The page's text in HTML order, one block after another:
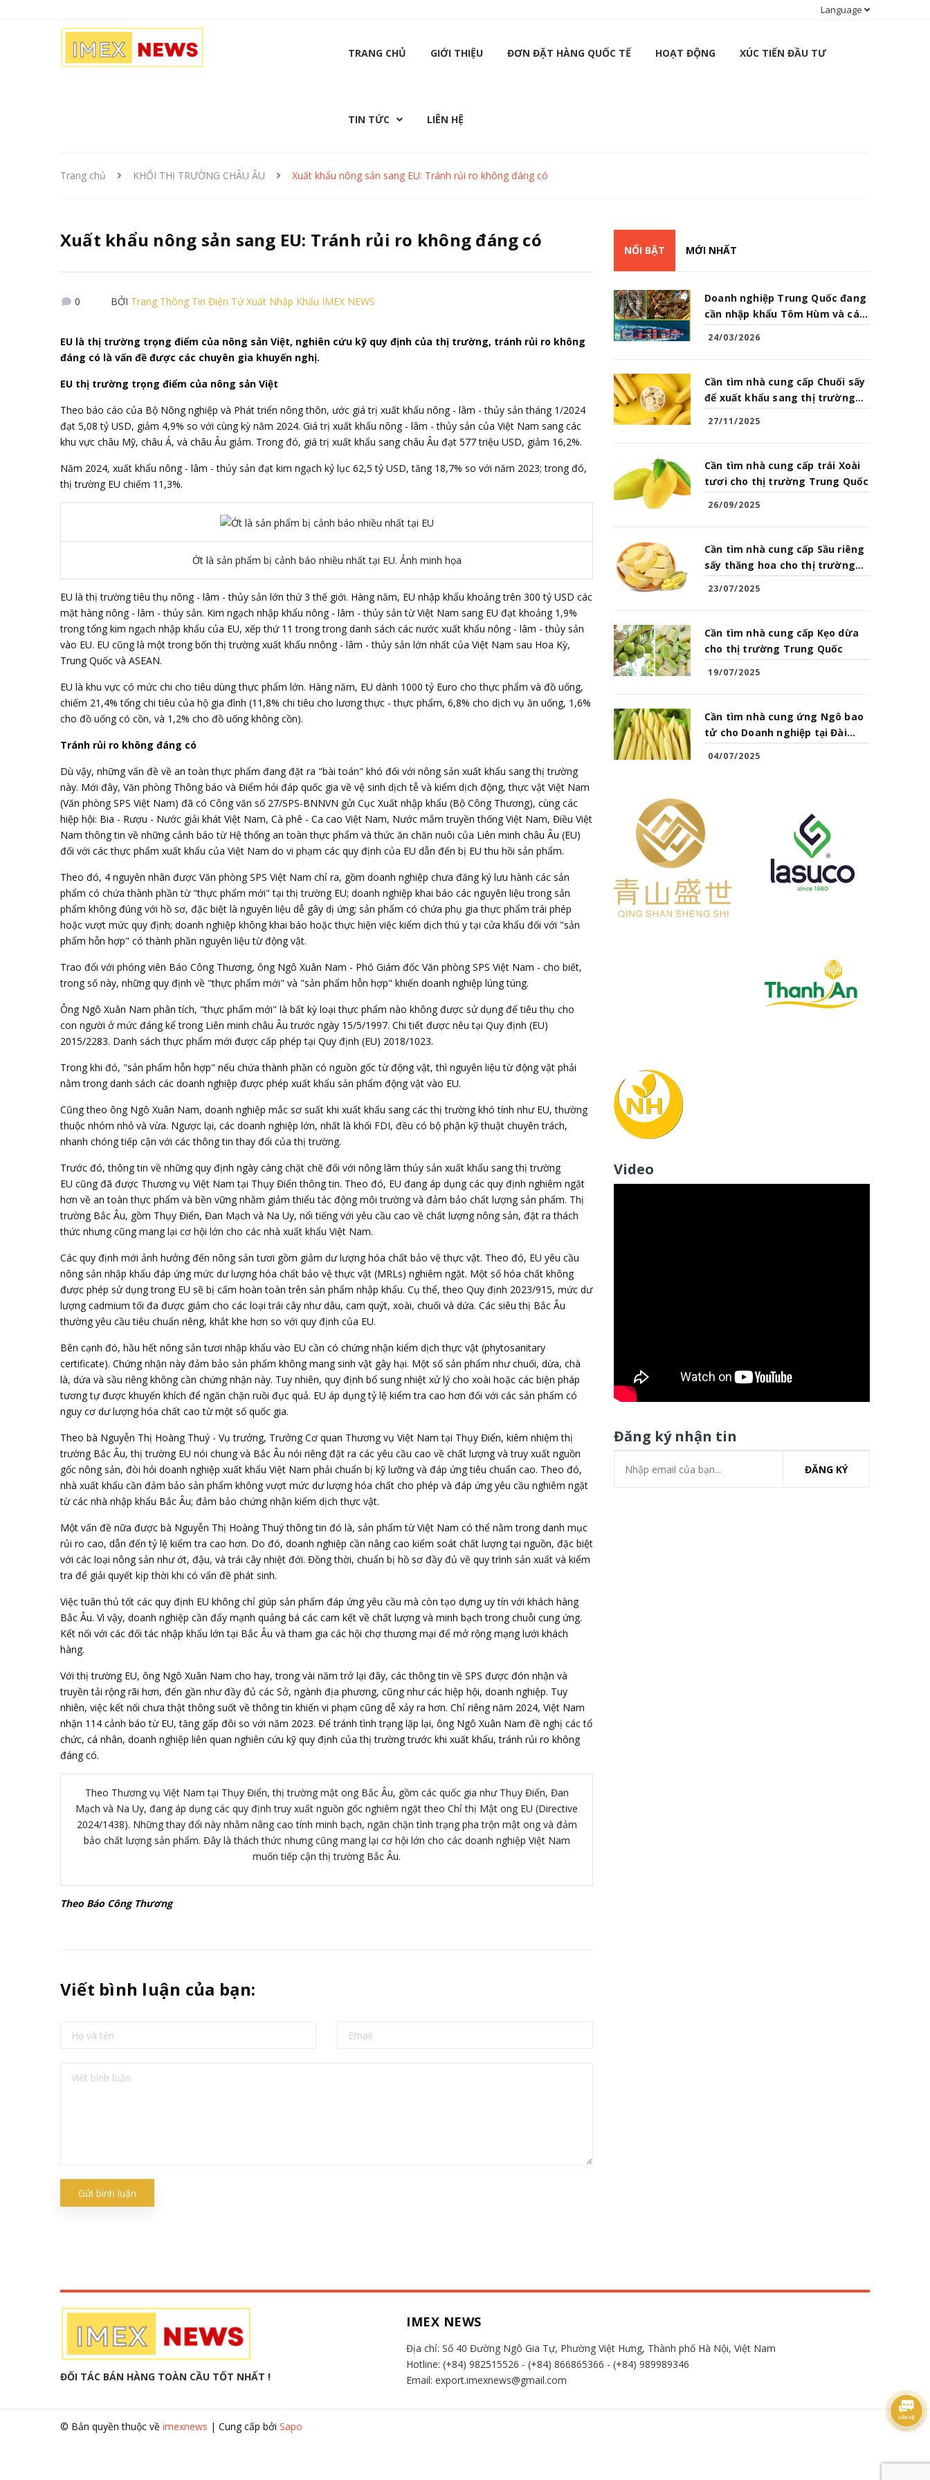
Language
TRANG CHỦ GIỚI THIỆU ĐƠN ĐẶT HÀNG QUỐC TẾ HOẠT ĐỘNG XÚC TIẾN ĐẦU TƯ
TIN TỨC LIÊN HỆ
Trang chủ KHỐI THỊ TRƯỜNG CHÂU ÂU Xuất khẩu nông sản sang EU: Tránh rủi ro không đáng có
Xuất khẩu nông sản sang EU: Tránh rủi ro không đáng có
0 BỞI Trang Thông Tin Điện Tử Xuất Nhập Khẩu IMEX NEWS
EU là thị trường trọng điểm của nông sản Việt, nghiên cứu kỹ quy định của thị trường, tránh rủi ro không
đáng có là vấn đề được các chuyên gia khuyến nghị.
EU thị trường trọng điểm của nông sản Việt
Theo báo cáo của Bộ Nông nghiệp và Phát triển nông thôn, ước giá trị xuất khẩu nông - lâm - thủy sản tháng 1/2024
đạt 5,08 tỷ USD, giảm 4,9% so với cùng kỳ năm 2024. Giá trị xuất khẩu nông - lâm - thủy sản của Việt Nam sang các
khu vực châu Mỹ, châu Á, và châu Âu giảm. Trong đó, giá trị xuất khẩu sang châu Âu đạt 577 triệu USD, giảm 16,2%.
Năm 2024, xuất khẩu nông - lâm - thủy sản đạt kim ngạch kỷ lục 62,5 tỷ USD, tăng 18,7% so với năm 2023; trong đó,
thị trường EU chiếm 11,3%.
Ớt là sản phẩm bị cảnh báo nhiều nhất tại EU. Ảnh minh họa
EU là thị trường tiêu thụ nông - lâm - thủy sản lớn thứ 3 thế giới. Hàng năm, EU nhập khẩu khoảng trên 300 tỷ USD các
mặt hàng nông - lâm - thủy sản. Kim ngạch nhập khẩu nông - lâm - thủy sản từ Việt Nam sang EU đạt khoảng 1,9%
trong tổng kim ngạch nhập khẩu của EU, xếp thứ 11 trong trong danh sách các nước xuất khẩu nông - lâm - thủy sản
vào EU. EU cũng là một trong bốn thị trường xuất khẩu nnông - lâm - thủy sản lớn nhất của Việt Nam sau Hoa Kỳ,
Trung Quốc và ASEAN.
EU là khu vực có mức chi cho tiêu dùng thực phẩm lớn. Hàng năm, EU dành 1000 tỷ Euro cho thực phẩm và đồ uống,
chiếm 21,4% tổng chi tiêu của hộ gia đình (11,8% chi tiêu cho lương thực - thực phẩm, 6,8% cho dịch vụ ăn uống, 1,6%
cho đồ uống có cồn, và 1,2% cho đồ uống không cồn).
Tránh rủi ro không đáng có
Dù vậy, những vấn đề về an toàn thực phẩm đang đặt ra "bài toán" khó đối với nông sản xuất khẩu sang thị trường
này. Mới đây, Văn phòng Thông báo và Điểm hỏi đáp quốc gia về vệ sinh dịch tễ và kiểm dịch động, thực vật Việt Nam
(Văn phòng SPS Việt Nam) đã có Công văn số 27/SPS-BNNVN gửi Cục Xuất nhập khẩu (Bộ Công Thương), cùng các
hiệp hội: Bia - Rượu - Nước giải khát Việt Nam, Cà phê - Ca cao Việt Nam, Nước mắm truyền thống Việt Nam, Điều Việt
Nam thông tin về những cảnh báo từ Hệ thống an toàn thực phẩm và thức ăn chăn nuôi của Liên minh châu Âu (EU)
đối với các thực phẩm xuất khẩu của Việt Nam do vi phạm các quy định của EU dẫn đến bị EU thu hồi sản phẩm.
Theo đó, 4 nguyên nhân được Văn phòng SPS Việt Nam chỉ ra, gồm doanh nghiệp chưa đăng ký lưu hành các sản
phẩm có chứa thành phần từ "thực phẩm mới" tại thị trường EU; doanh nghiệp khai báo các nguyên liệu trong sản
phẩm không đúng với hồ sơ, đặc biệt là nguyên liệu dễ gây dị ứng; sản phẩm có chứa phụ gia thực phẩm trái phép
hoặc vượt mức quy định; doanh nghiệp không khai báo hoặc thực hiện việc kiểm dịch thú y tại cửa khẩu đối với "sản
phẩm hỗn hợp" có thành phần nguyên liệu từ động vật.
Trao đổi với phóng viên Báo Công Thương, ông Ngô Xuân Nam - Phó Giám đốc Văn phòng SPS Việt Nam - cho biết,
trong số này, những quy định về "thực phẩm mới" và "sản phẩm hỗn hợp" khiến doanh nghiệp lúng túng.
Ông Ngô Xuân Nam phân tích, "thực phẩm mới" là bất kỳ loại thực phẩm nào không được sử dụng để tiêu thụ cho
con người ở mức đáng kể trong Liên minh châu Âu trước ngày 15/5/1997. Chi tiết được nêu tại Quy định (EU)
2015/2283. Danh sách thực phẩm mới được cấp phép tại Quy định (EU) 2018/1023.
Trong khi đó, "sản phẩm hỗn hợp" nếu chứa thành phần có nguồn gốc từ động vật, thì nguyên liệu từ động vật phải
nằm trong danh sách các doanh nghiệp được phép xuất khẩu sản phẩm động vật vào EU.
Cũng theo ông Ngô Xuân Nam, doanh nghiệp mắc sơ suất khi xuất khẩu sang các thị trường khó tính như EU, thường
thuộc nhóm nhỏ và vừa. Ngược lại, các doanh nghiệp lớn, nhất là khối FDI, đều có bộ phận kỹ thuật chuyên trách,
nhanh chóng tiếp cận với các thông tin thay đổi của thị trường.
Trước đó, thông tin về những quy định ngày càng chặt chẽ đối với nông lâm thủy sản xuất khẩu sangthị trường
EU cũng đã được Thương vụ Việt Nam tại Thụy Điển thông tin. Theo đó, EU đang áp dụng các quy định nghiêm ngặt
hơn về an toàn thực phẩm và bền vững nhằm giảm thiểu tác động môi trường và đảm bảo chất lượng sản phẩm. Thị
trường Bắc Âu, gồm Thụy Điển, Đan Mạch và Na Uy, nổi tiếng với yêu cầu cao về chất lượng nông sản, đặt ra thách
thức nhưng cũng mang lại cơ hội lớn cho các nhà xuất khẩu Việt Nam.
Các quy định mới ảnh hưởng đến nông sản tươi gồm giảm dư lượng hóa chất bảo vệ thực vật. Theo đó, EU yêu cầu
nông sản nhập khẩu đáp ứng mức dư lượng hóa chất bảo vệ thực vật (MRLs) nghiêm ngặt. Một số hóa chất không
được phép sử dụng trong EU sẽ bị cấm hoàn toàn trên sản phẩm nhập khẩu. Cụ thể, theo Quy định 2023/915, mức dư
lượng cadmium tối đa được giảm cho các loại trái cây như dâu, cam quýt, xoài, chuối và dứa. Các siêu thị Bắc Âu
thường yêu cầu tiêu chuẩn riêng, khắt khe hơn so với quy định của EU.
Bên cạnh đó, hầu hết nông sản tươi nhập khẩu vào EU cần có chứng nhận kiểm dịch thực vật (phytosanitary
certificate). Chứng nhận này đảm bảo sản phẩm không mang sinh vật gây hại. Một số sản phẩm như chuối, dừa, chà
là, dứa và sầu riêng không cần chứng nhận này. Tuy nhiên, quy định bổ sung nhiệt xử lý cho xoài hoặc các biện pháp
tương tự được khuyến khích để ngăn chặn ruồi đục quả. EU áp dụng tỷ lệ kiểm tra cao hơn đối với các sản phẩm có
nguy cơ dư lượng hóa chất cao từ một số quốc gia.
Theo bà Nguyễn Thị Hoàng Thuý - Vụ trưởng, Trưởng Cơ quan Thương vụ Việt Nam tại Thụy Điển, kiêm nhiệm thị
trường Bắc Âu,thị trường EU nói chung và Bắc Âu nói riêng đặt ra các yêu cầu cao về chất lượng và truy xuất nguồn
gốc nông sản, đòi hỏi doanh nghiệp xuất khẩu Việt Nam phải chuẩn bị kỹ lưỡng và đáp ứng tiêu chuẩn cao. Theo đó,
nhà xuất khẩu cần đảm bảo sản phẩm không vượt mức dư lượng hóa chất cho phép và đáp ứng yêu cầu nghiêm ngặt
từ các nhà nhập khẩu Bắc Âu; đảm bảo chứng nhận kiểm dịch thực vật.
Một vấn đề nữa được bà Nguyễn Thị Hoàng Thuý thông tin đó là, sản phẩm từ Việt Nam có thể nằm trong danh mục
rủi ro cao, dẫn đến tỷ lệ kiểm tra cao hơn. Do đó, doanh nghiệp cần nâng cao kiểm soát chất lượng tại nguồn, đặc biệt
với các loại nông sản như ớt, đậu, và trái cây nhiệt đới. Đồng thời, chuẩn bị hồ sơ đầy đủ về quy trình sản xuất và kiểm
tra để giải quyết kịp thời khi có vấn đề phát sinh.
Việc tuân thủ tốt các quy định EU không chỉ giúp sản phẩm đáp ứng yêu cầu mà còn tạo dựng uy tín với khách hàng
Bắc Âu. Vì vậy, doanh nghiệp cần đẩy mạnh quảng bá các cam kết về chất lượng và minh bạch trong chuỗi cung ứng.
Kết nối với các đối tác nhập khẩu lớn tại Bắc Âu và tham gia các hội chợ thương mại để mở rộng mạng lưới khách
hàng.
Với thị trường EU, ông Ngô Xuân Nam cho hay, trong vài năm trở lại đây, các thông tin về SPS được đón nhận và
truyền tải rộng rãi hơn, đến gần như đầy đủ các Sở, ngành địa phương, cũng như các hiệp hội, doanh nghiệp. Tuy
nhiên, việc kết nối chưa thật thông suốt về thông tin khiến vi phạm cũng dễ xảy ra hơn. Chỉ riêng năm 2024, Việt Nam
nhận 114 cảnh báo từ EU, tăng gấp đôi so với năm 2023. Để tránh tình trạng lặp lại, ông Ngô Xuân Nam đề nghị các tổ
chức, cá nhân, doanh nghiệp liên quan nghiên cứu kỹ quy định của thị trường trước khi xuất khẩu, tránh rủi ro không
đáng có.
Theo Thương vụ Việt Nam tại Thụy Điển, thị trường mật ong Bắc Âu, gồm các quốc gia như Thụy Điển, Đan
Mạch và Na Uy, đang áp dụng các quy định truy xuất nguồn gốc nghiêm ngặt theo Chỉ thị Mật ong EU (Directive
2024/1438). Những thay đổi này nhằm nâng cao tính minh bạch, ngăn chặn tình trạng pha trộn mật ong và đảm
bảo chất lượng sản phẩm. Đây là thách thức nhưng cũng mang lại cơ hội lớn cho các doanh nghiệp Việt Nam
muốn tiếp cận thị trường Bắc Âu.
Theo Báo Công Thương
Viết bình luận của bạn:
Gửi bình luận
NỔI BẬT MỚI NHẤT
Doanh nghiệp Trung Quốc đang
cần nhập khẩu Tôm Hùm và các
24/03/2026
Cần tìm nhà cung cấp Chuối sấy
để xuất khẩu sang thị trường
27/11/2025
Cần tìm nhà cung cấp trái Xoài
tươi cho thị trường Trung Quốc
26/09/2025
Cần tìm nhà cung cấp Sầu riêng
sấy thăng hoa cho thị trường
23/07/2025
Cần tìm nhà cung cấp Kẹo dừa
cho thị trường Trung Quốc
19/07/2025
Cần tìm nhà cung ứng Ngô bao
tử cho Doanh nghiệp tại Đài
04/07/2025
Video
Đăng ký nhận tin
ĐĂNG KÝ
ĐỐI TÁC BÁN HÀNG TOÀN CẦU TỐT NHẤT !
IMEX NEWS
Địa chỉ: Số 40 Đường Ngô Gia Tự, Phường Việt Hưng, Thành phố Hà Nội, Việt Nam
Hotline: (+84) 982515526 - (+84) 866865366 - (+84) 989989346
Email: export.imexnews@gmail.com
© Bản quyền thuộc về imexnews | Cung cấp bởi Sapo